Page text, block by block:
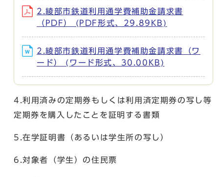
2.綾部市鉄道利用通学費補助金請求書
（PDF） (PDF形式、29.89KB)
2.綾部市鉄道利用通学費補助金請求書（ワ
ード） (ワード形式、30.00KB)
4.利用済みの定期券もしくは利用済定期券の写し等
定期券を購入したことを証明する書類
5.在学証明書（あるいは学生所の写し）
6.対象者（学生）の住民票